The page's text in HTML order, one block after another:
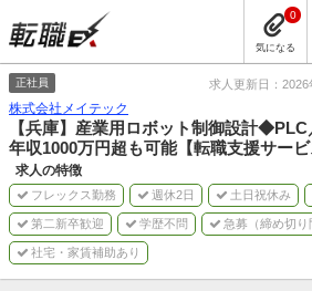
気になる
0
正社員 求人更新日：2026
株式会社メイテック
【兵庫】産業用ロボット制御設計
年収1000万円超も可能【転職支援サービ
求人の特徴
フレックス勤務 週休2日 土日祝休み
第二新卒歓迎 学歴不問 急募（締め切り
社宅・家賃補助あり